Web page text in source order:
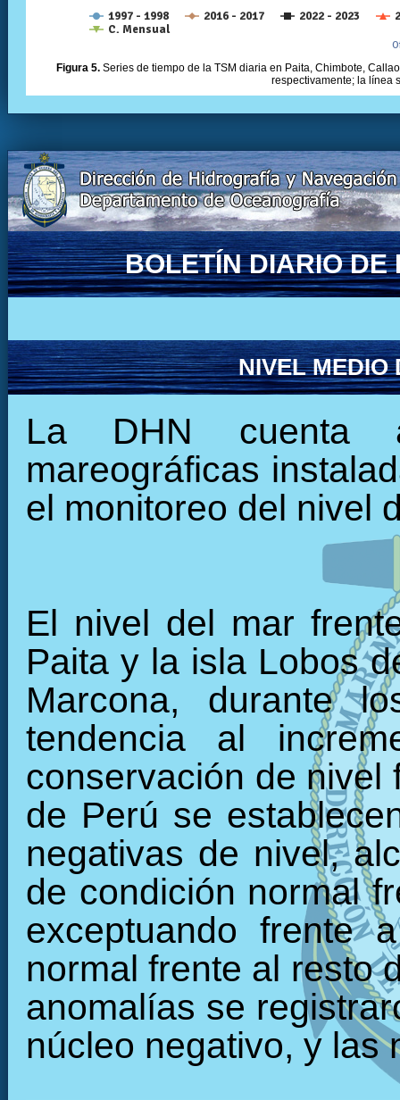
Figura 5. Series de tiempo de la TSM diaria en Paita, Chimbote,
respectivamente; la línea
BOLETÍN DIARIO DE
NIVEL MEDIO
La DHN cuenta
mareográficas
el monitoreo del nivel
El nivel del mar
Paita y la isla Lobos
Marcona, durante
tendencia al
conservación de nivel
de Perú se
negativas de nivel,
de condición normal
exceptuando frente
normal frente al resto
anomalías se
núcleo negativo, y las